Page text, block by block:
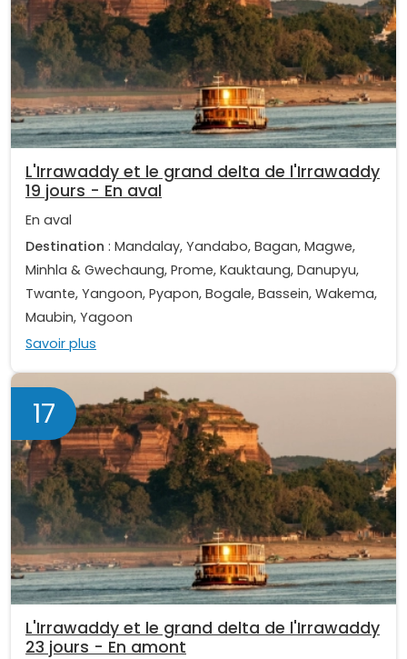
L'Irrawaddy et le grand delta de l'Irrawaddy
19 jours - En aval
En aval
Destination : Mandalay, Yandabo, Bagan, Magwe,
Minhla & Gwechaung, Prome, Kauktaung, Danupyu,
Twante, Yangoon, Pyapon, Bogale, Bassein, Wakema,
Maubin, Yagoon
Savoir plus
17
L'Irrawaddy et le grand delta de l'Irrawaddy
23 jours - En amont